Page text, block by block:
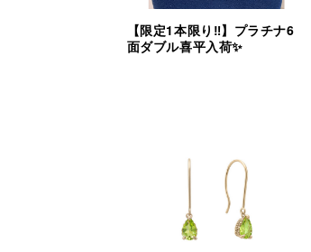
【限定1本限り‼︎】プラチナ6
面ダブル喜平入荷✨